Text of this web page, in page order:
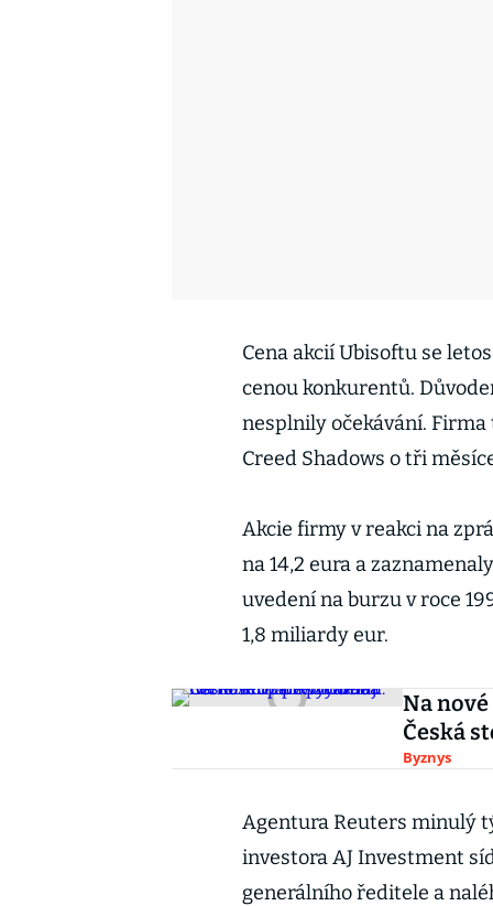
Cena akcií Ubisoftu se
cenou konkurentů.
nesplnily očekávání.
Creed Shadows o tři
Akcie firmy v reakci na
na 14,2 eura a
uvedení na burzu v roce
1,8 miliardy eur.
Na
Česká
Byznys
Agentura Reuters minulý
investora AJ Investment
generálního ředitele a